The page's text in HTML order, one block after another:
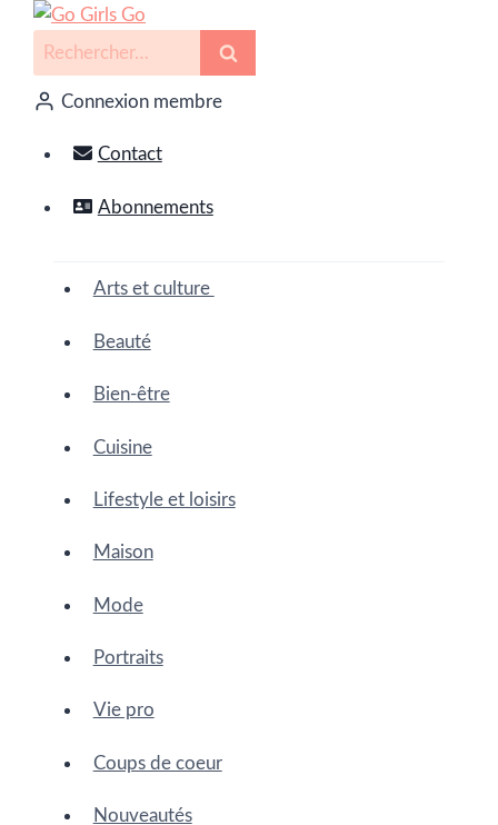
Connexion membre
Contact
Abonnements
Arts et culture
Beauté
Bien-être
Cuisine
Lifestyle et loisirs
Maison
Mode
Portraits
Vie pro
Coups de coeur
Nouveautés